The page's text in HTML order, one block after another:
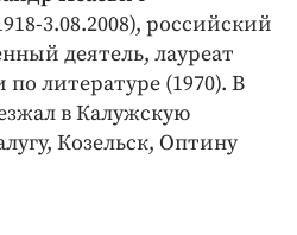
3.08.2008), российский
деятель, лауреат
литературе (1970). В
в Калужскую
Козельск, Оптину